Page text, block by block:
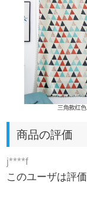
商品の評価
j****f
このユーザは評